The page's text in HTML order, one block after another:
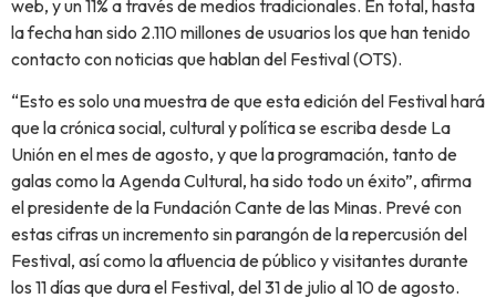
web, y un 11% a través de medios tradicionales. En total, hasta
la fecha han sido 2.110 millones de usuarios los que han tenido
contacto con noticias que hablan del Festival (OTS).
“Esto es solo una muestra de que esta edición del Festival hará
que la crónica social, cultural y política se escriba desde La
Unión en el mes de agosto, y que la programación, tanto de
galas como la Agenda Cultural, ha sido todo un éxito”, afirma
el presidente de la Fundación Cante de las Minas. Prevé con
estas cifras un incremento sin parangón de la repercusión del
Festival, así como la afluencia de público y visitantes durante
los 11 días que dura el Festival, del 31 de julio al 10 de agosto.